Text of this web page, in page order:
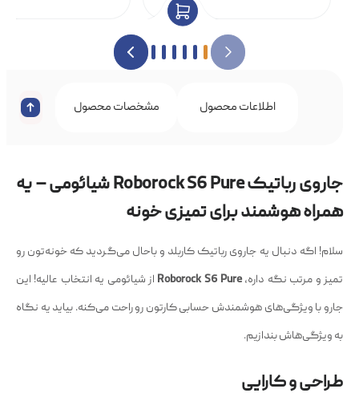
اطلاعات محصول مشخصات محصول
جاروی رباتیک Roborock S6 Pure شیائومی – یه
همراه هوشمند برای تمیزی خونه
سلام! اگه دنبال یه جاروی رباتیک کاربلد و باحال می‌گردید که خونه‌تون رو
تمیز و مرتب نگه داره،Roborock S6 Pure از شیائومی یه انتخاب عالیه! این
جارو با ویژگی‌های هوشمندش حسابی کارتون رو راحت می‌کنه. بیاید یه نگاه
به ویژگی‌هاش بندازیم.
طراحی و کارایی